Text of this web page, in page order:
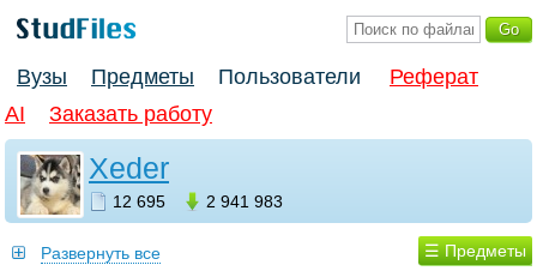
Вузы Предметы Пользователи
Реферат
AI
Заказать работу
Xeder
12 695 2 941 983
☰ Предметы
Развернуть все